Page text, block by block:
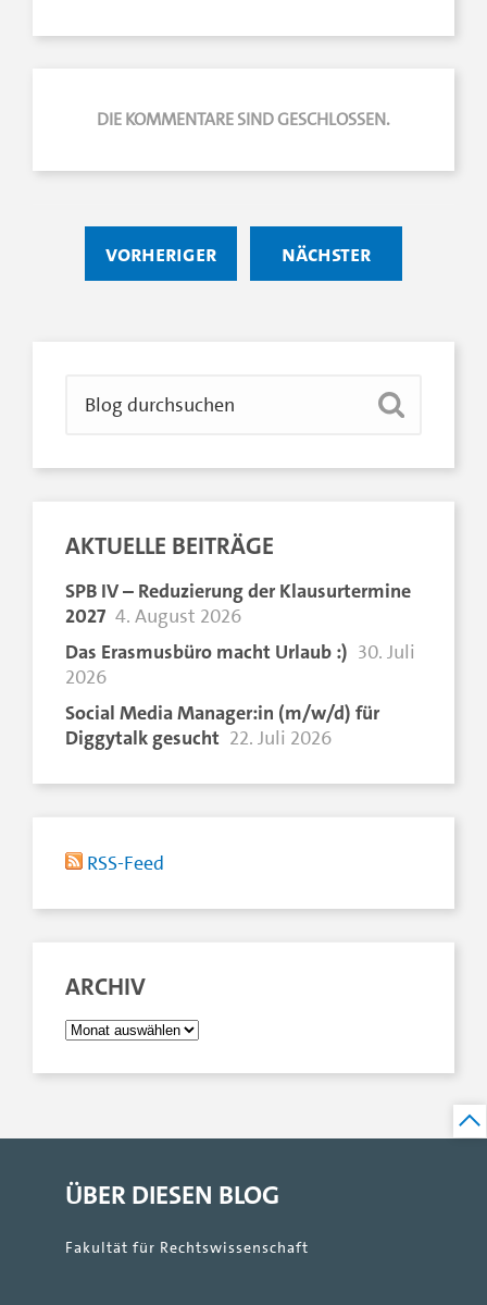
DIE KOMMENTARE SIND GESCHLOSSEN.
vorheriger nächster
AKTUELLE BEITRÄGE
SPB IV – Reduzierung der Klausurtermine
2027 4. August 2026
Das Erasmusbüro macht Urlaub :) 30. Juli
2026
Social Media Manager:in (m/w/d) für
Diggytalk gesucht 22. Juli 2026
RSS-Feed
ARCHIV
ÜBER DIESEN BLOG
Fakultät für Rechtswissenschaft